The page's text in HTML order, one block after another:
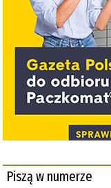
Piszą w numerze